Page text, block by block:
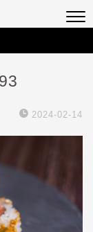
2024-02-14